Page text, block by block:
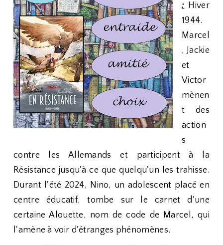
: Hiver
1944.
Marcel
, Jackie
et
Victor
mènen
t des
action
s
contre les Allemands et participent à la
Résistance jusqu'à ce que quelqu'un les trahisse.
Durant l'été 2024, Nino, un adolescent placé en
centre éducatif, tombe sur le carnet d'une
certaine Alouette, nom de code de Marcel, qui
l'amène à voir d'étranges phénomènes.